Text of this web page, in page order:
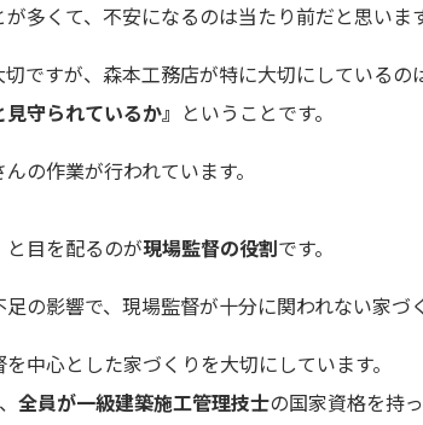
多くて、不安になるのは当たり前だと思います
ですが、森本工務店が特に大切にしているの
守られているか』 ということです。
の作業が行われています。
と目を配るのが現場監督の役割です。
の影響で、現場監督が十分に関われない家づ
中心とした家づくりを大切にしています。
全員が一級建築施工管理技士の国家資格を持っ